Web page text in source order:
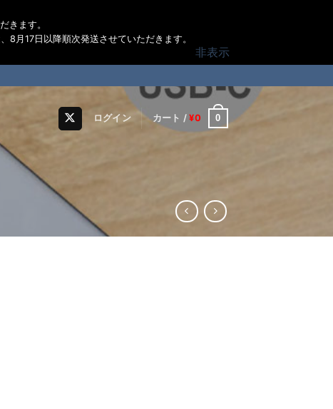
きます。
月17日以降順次発送させていただきます。
非表示
ログイン カート /¥0 0